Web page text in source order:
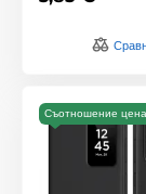
Съотношение